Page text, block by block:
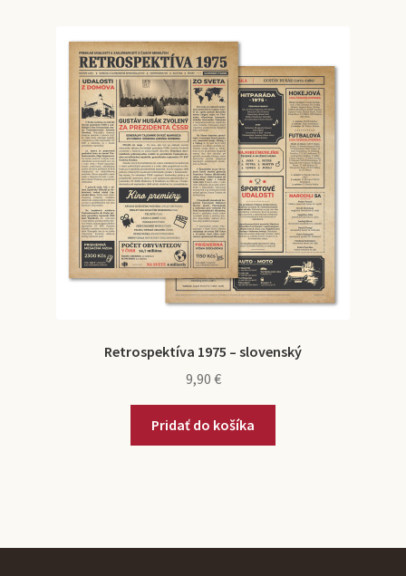
Retrospektíva 1975 – slovenský
9,90 €
Pridať do košíka